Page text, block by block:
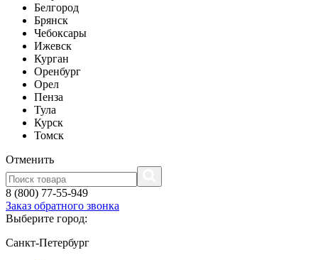
Белгород
Брянск
Чебоксары
Ижевск
Курган
Оренбург
Орел
Пенза
Тула
Курск
Томск
Отменить
8 (800) 77-55-949
Заказ обратного звонка
Выберите город:
Санкт-Петербург